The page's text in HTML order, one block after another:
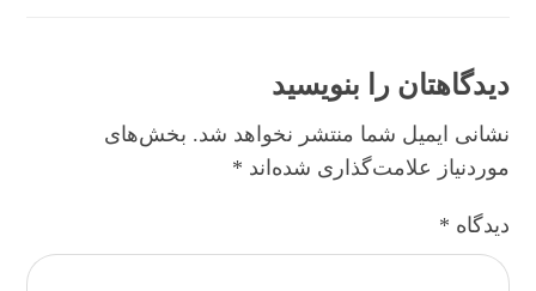
دیدگاهتان را بنویسید
نشانی ایمیل شما منتشر نخواهد شد. بخش‌های
موردنیاز علامت‌گذاری شده‌اند *
دیدگاه *